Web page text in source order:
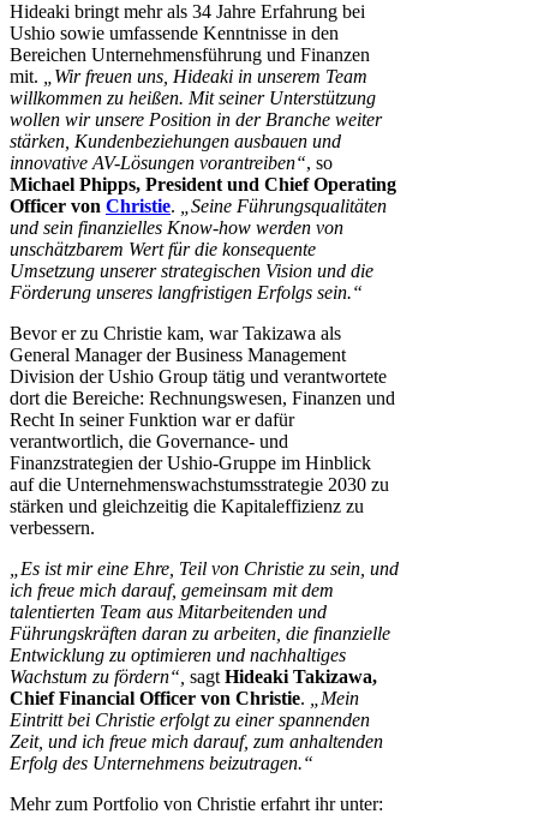
Hideaki bringt mehr als 34 Jahre Erfahrung bei
Ushio sowie umfassende Kenntnisse in den
Bereichen Unternehmensführung und Finanzen
mit.
„Wir freuen uns, Hideaki in unserem Team
willkommen zu heißen. Mit seiner Unterstützung
wollen wir unsere Position in der Branche weiter
stärken, Kundenbeziehungen ausbauen und
innovative AV-Lösungen vorantreiben“, so
Michael Phipps, President und Chief Operating
Officer von Christie. „Seine Führungsqualitäten
und sein finanzielles Know-how werden von
unschätzbarem Wert für die konsequente
Umsetzung unserer strategischen Vision und die
Förderung unseres langfristigen Erfolgs sein.“
Bevor er zu Christie kam, war Takizawa als
General Manager der Business Management
Division der Ushio Group tätig und verantwortete
dort die Bereiche: Rechnungswesen, Finanzen und
Recht In seiner Funktion war er dafür
verantwortlich, die Governance- und
Finanzstrategien der Ushio-Gruppe im Hinblick
auf die Unternehmenswachstumsstrategie 2030 zu
stärken und gleichzeitig die Kapitaleffizienz zu
verbessern.
„Es ist mir eine Ehre, Teil von Christie zu sein, und
ich freue mich darauf, gemeinsam mit dem
talentierten Team aus Mitarbeitenden und
Führungskräften daran zu arbeiten, die finanzielle
Entwicklung zu optimieren und nachhaltiges
Wachstum zu fördern“, sagt Hideaki Takizawa,
Chief Financial Officer von Christie.
„Mein
Eintritt bei Christie erfolgt zu einer spannenden
Zeit, und ich freue mich darauf, zum anhaltenden
Erfolg des Unternehmens beizutragen.“
Mehr zum Portfolio von Christie erfahrt ihr unter: